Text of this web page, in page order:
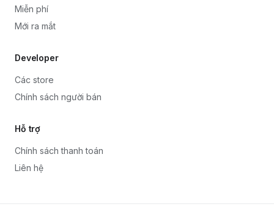
Miễn phí
Mới ra mắt
Developer
Các store
Chính sách người bán
Hỗ trợ
Chính sách thanh toán
Liên hệ